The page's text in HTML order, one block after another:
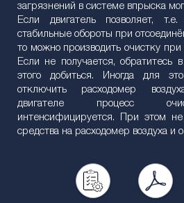
загрязнений в системе впрыска
Если двигатель позволяет,
стабильные обороты при
то можно производить очистку
Если не получается, обратитесь
этого добиться. Иногда для
отключить расходомер
двигателе процесс
интенсифицируется. При этом не
средства на расходомер воздуха и